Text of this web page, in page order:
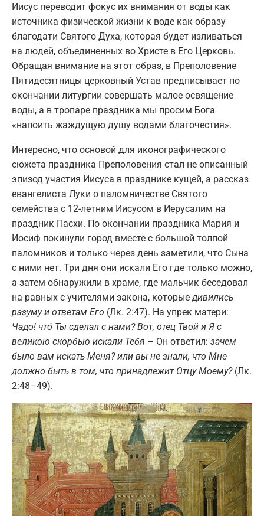
Иисус переводит фокус их внимания от воды как
источника физической жизни к воде как образу
благодати Святого Духа, которая будет изливаться
на людей, объединенных во Христе в Его Церковь.
Обращая внимание на этот образ, в Преполовение
Пятидесятницы церковный Устав предписывает по
окончании литургии совершать малое освящение
воды, а в тропаре праздника мы просим Бога
«напоить жаждущую душу водами благочестия».
Интересно, что основой для иконографического
сюжета праздника Преполовения стал не описанный
эпизод участия Иисуса в празднике кущей, а рассказ
евангелиста Луки о паломничестве Святого
семейства с 12-летним Иисусом в Иерусалим на
праздник Пасхи. По окончании праздника Мария и
Иосиф покинули город вместе с большой толпой
паломников и только через день заметили, что Сына
с ними нет. Три дня они искали Его где только можно,
а затем обнаружили в храме, где мальчик беседовал
на равных с учителями закона, которыедивились
разуму и ответам Его (Лк. 2:47). На упрек матери:
Чадо! чтó Ты сделал с нами? Вот, отец Твой и Я с
великою скорбью искали Тебя – Он ответил: зачем
было вам искать Меня? или вы не знали, что Мне
должно быть в том, что принадлежит Отцу Моему?(Лк.
2:48–49).